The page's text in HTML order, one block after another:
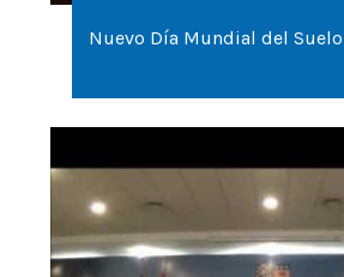
Nuevo Día Mundial del Suelo